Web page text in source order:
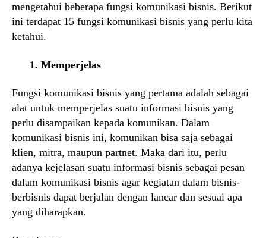
mengetahui beberapa fungsi komunikasi bisnis. Berikut
ini terdapat 15 fungsi komunikasi bisnis yang perlu kita
ketahui.
1. Memperjelas
Fungsi komunikasi bisnis yang pertama adalah sebagai
alat untuk memperjelas suatu informasi bisnis yang
perlu disampaikan kepada komunikan. Dalam
komunikasi bisnis ini, komunikan bisa saja sebagai
klien, mitra, maupun partnet. Maka dari itu, perlu
adanya kejelasan suatu informasi bisnis sebagai pesan
dalam komunikasi bisnis agar kegiatan dalam bisnis-
berbisnis dapat berjalan dengan lancar dan sesuai apa
yang diharapkan.